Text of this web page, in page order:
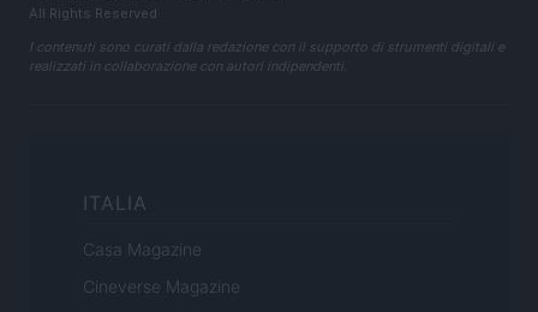
All Rights Reserved
I contenuti sono curati dalla redazione con il supporto di strumenti digitali e
realizzati in collaborazione con autori indipendenti.
ITALIA
Casa Magazine
Cineverse Magazine